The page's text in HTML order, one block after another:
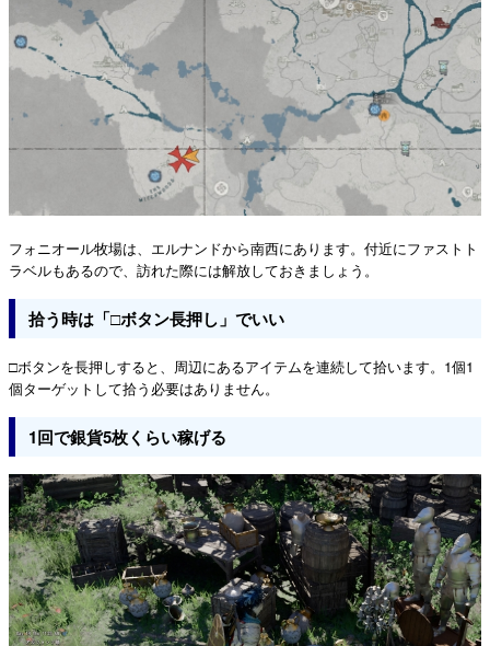
フォニオール牧場は、エルナンドから南西にあります。付近にファストト
ラベルもあるので、訪れた際には解放しておきましょう。
拾う時は「□ボタン長押し」でいい
□ボタンを長押しすると、周辺にあるアイテムを連続して拾います。1個1
個ターゲットして拾う必要はありません。
1回で銀貨5枚くらい稼げる